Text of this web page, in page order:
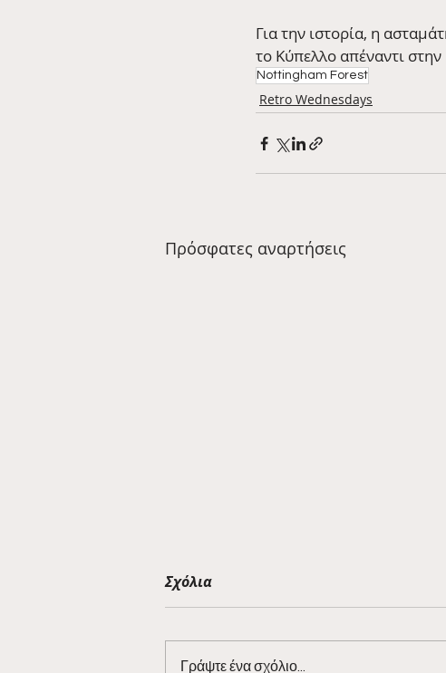
Για την ιστορία, η
το Κύπελλο απέναντι
Nottingham Forest
Retro Wednesdays
Πρόσφατες αναρτήσεις
Σχόλια
Γράψτε ένα σχόλιο...